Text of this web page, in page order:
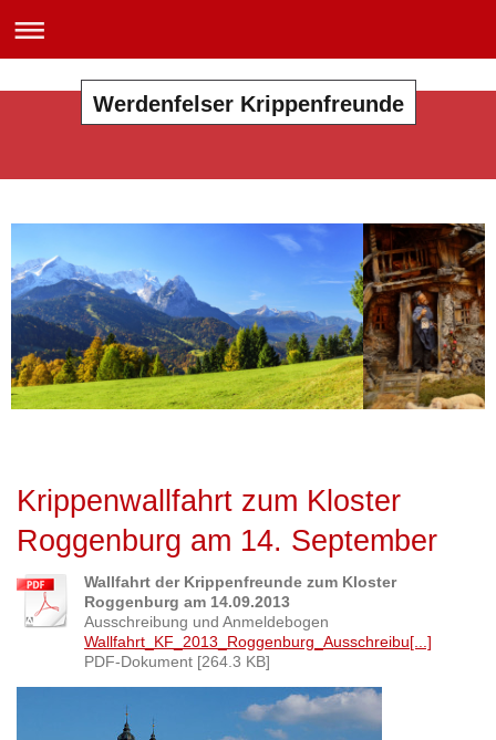
Werdenfelser Krippenfreunde
Krippenwallfahrt zum Kloster
Roggenburg am 14. September
Wallfahrt der Krippenfreunde zum Kloster
Roggenburg am 14.09.2013
Ausschreibung und Anmeldebogen
Wallfahrt_KF_2013_Roggenburg_Ausschreibu[...]
PDF-Dokument [264.3 KB]